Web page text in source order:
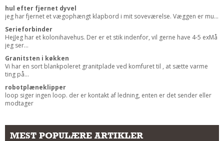
Rengøring Af Overflader
Pletleksikon
hul efter fjernet dyvel
jeg har fjernet et vægophængt klapbord i mit soveværelse. Væggen er mu...
Serieforbinder
HejJeg har et kolonihavehus. Der er et stik indenfor, vil gerne have 4-5 exMå
jeg ser...
Granitsten i køkken
Vi har en sort blankpoleret granitplade ved komfuret til , at sætte varme
ting på...
robotplæneklipper
loop siger ingen loop. der er kontakt af ledning, enten er det sender eller
modtager
MEST POPULÆRE ARTIKLER